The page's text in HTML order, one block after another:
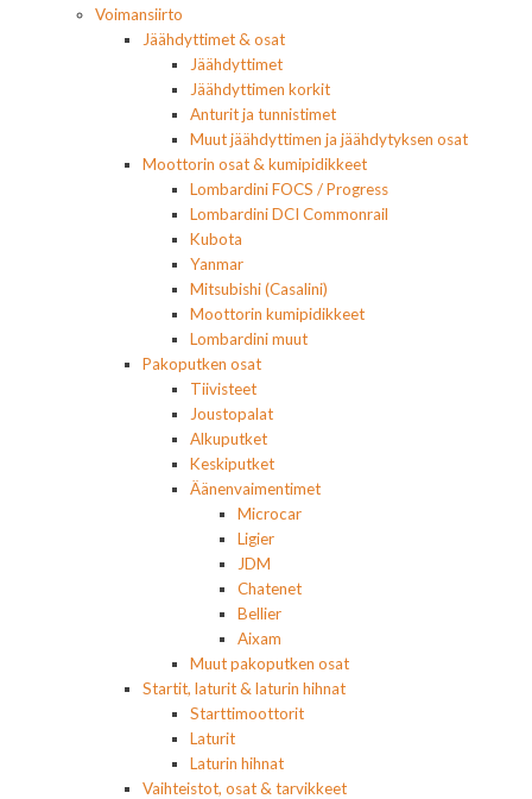
Voimansiirto
Jäähdyttimet & osat
Jäähdyttimet
Jäähdyttimen korkit
Anturit ja tunnistimet
Muut jäähdyttimen ja jäähdytyksen osat
Moottorin osat & kumipidikkeet
Lombardini FOCS / Progress
Lombardini DCI Commonrail
Kubota
Yanmar
Mitsubishi (Casalini)
Moottorin kumipidikkeet
Lombardini muut
Pakoputken osat
Tiivisteet
Joustopalat
Alkuputket
Keskiputket
Äänenvaimentimet
Microcar
Ligier
JDM
Chatenet
Bellier
Aixam
Muut pakoputken osat
Startit, laturit & laturin hihnat
Starttimoottorit
Laturit
Laturin hihnat
Vaihteistot, osat & tarvikkeet